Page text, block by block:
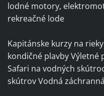
lodné motory,
rekreačné lode
Kapitánske kurzy na
kondičné plavby Výletné
Safari na vodných
skútrov Vodná